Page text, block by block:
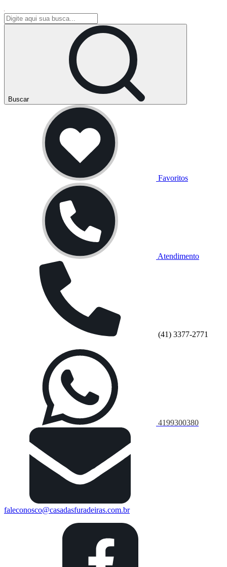
Buscar
Favoritos
Atendimento
(41) 3377-2771
4199300380
faleconosco@casadasfuradeiras.com.br